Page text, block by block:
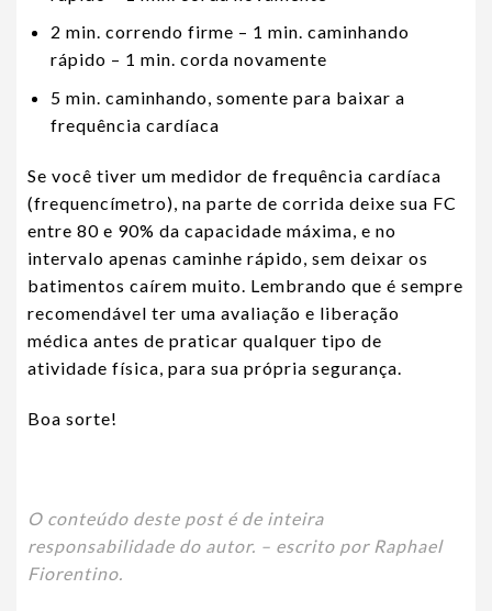
2 min. correndo firme – 1 min. caminhando
rápido – 1 min. corda novamente
5 min. caminhando, somente para baixar a
frequência cardíaca
Se você tiver um medidor de frequência cardíaca
(frequencímetro), na parte de corrida deixe sua FC
entre 80 e 90% da capacidade máxima, e no
intervalo apenas caminhe rápido, sem deixar os
batimentos caírem muito. Lembrando que é sempre
recomendável ter uma avaliação e liberação
médica antes de praticar qualquer tipo de
atividade física, para sua própria segurança.
Boa sorte!
O conteúdo deste post é de inteira
responsabilidade do autor. – escrito por Raphael
Fiorentino.